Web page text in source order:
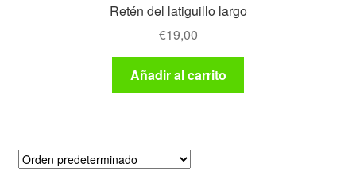
Retén del latiguillo largo
€19,00
Añadir al carrito